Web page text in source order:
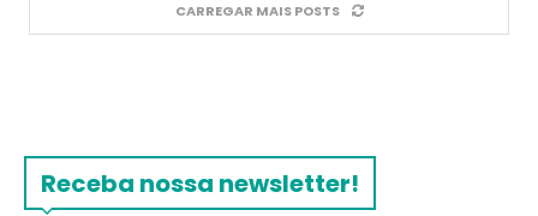
CARREGAR MAIS POSTS
Receba nossa newsletter!